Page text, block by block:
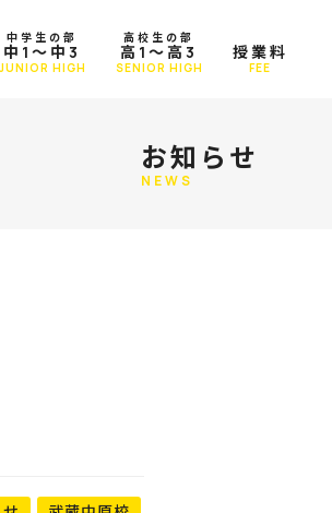
中学生の部
中1～中3
JUNIOR HIGH
高校生の部
高1～高3
SENIOR HIGH
授業料
FEE
お知らせ
NEWS